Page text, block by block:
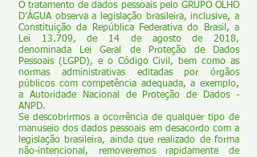
O tratamento de dados pessoais pelo GRUPO OLHO
D’ÁGUA observa a legislação brasileira, inclusive, a
Constituição da República Federativa do Brasil, a
Lei 13.709, de 14 de agosto de 2018,
denominada Lei Geral de Proteção de Dados
Pessoais (LGPD), e o Código Civil, bem como as
normas administrativas editadas por órgãos
públicos com competência adequada, a exemplo,
a Autoridade Nacional de Proteção de Dados -
ANPD.
Se descobrirmos a ocorrência de qualquer tipo de
manuseio dos dados pessoais em desacordo com a
legislação brasileira, ainda que realizado de forma
não-intencional, removeremos rapidamente de